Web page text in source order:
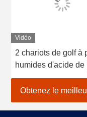
Vidéo
2 chariots de golf à
humides d'acide de
de sièges/golf avec
erreurs électrique de
voiture
Obtenez le